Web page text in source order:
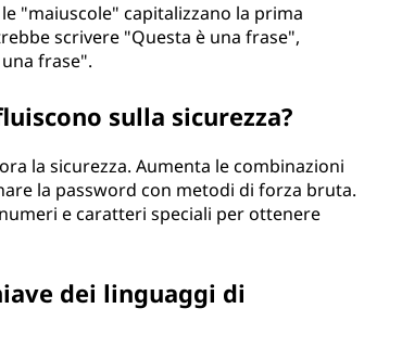
"maiuscole" capitalizzano la prima
scrivere "Questa è una frase",
frase".
sulla sicurezza?
la sicurezza. Aumenta le combinazioni
la password con metodi di forza bruta.
e caratteri speciali per ottenere
dei linguaggi di